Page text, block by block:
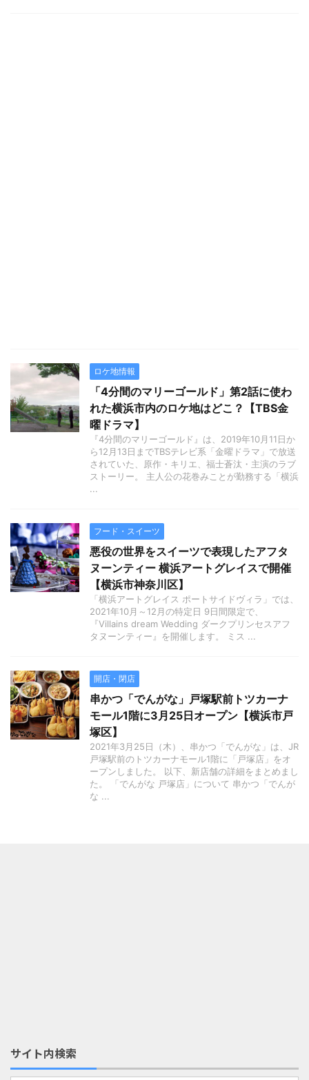
ロケ地情報
「4分間のマリーゴールド」第2話に使わ
れた横浜市内のロケ地はどこ？【TBS金
曜ドラマ】
『4分間のマリーゴールド』は、2019年10月11日か
ら12月13日までTBSテレビ系「金曜ドラマ」で放送
されていた、原作・キリエ、福士蒼汰・主演のラブ
ストーリー。 主人公の花巻みことが勤務する「横浜
...
フード・スイーツ
悪役の世界をスイーツで表現したアフタ
ヌーンティー 横浜アートグレイスで開催
【横浜市神奈川区】
「横浜アートグレイス ポートサイドヴィラ」では、
2021年10月～12月の特定日 9日間限定で、
『Villains dream Wedding ダークプリンセスアフ
タヌーンティー』を開催します。 ミス ...
開店・閉店
串かつ「でんがな」戸塚駅前トツカーナ
モール1階に3月25日オープン【横浜市戸
塚区】
2021年3月25日（木）、串かつ「でんがな」は、JR
戸塚駅前のトツカーナモール1階に「戸塚店」をオ
ープンしました。 以下、新店舗の詳細をまとめまし
た。 「でんがな 戸塚店」について 串かつ「でんが
な ...
サイト内検索